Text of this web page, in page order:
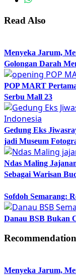
Read Also
Menyeka Jarum,
Golongan Darah
POP MART
Serbu Mall 23
Gedung Eks
jadi Museum
Ndas Maling
Sebagai Warisan
Sofdoh Semarang:
Danau BSB Bukan
Menyeka Jarum,